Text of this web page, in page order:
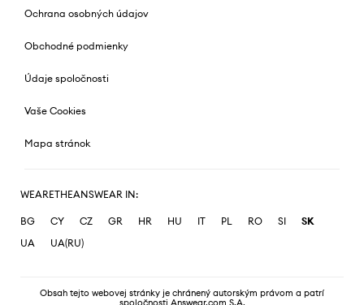
Ochrana osobných údajov
Obchodné podmienky
Údaje spoločnosti
Vaše Cookies
Mapa stránok
WEARETHEANSWEAR IN:
BG CY CZ GR HR HU IT PL RO SI
SK
UA
UA(RU)
Obsah tejto webovej stránky je chránený autorským právom a patrí